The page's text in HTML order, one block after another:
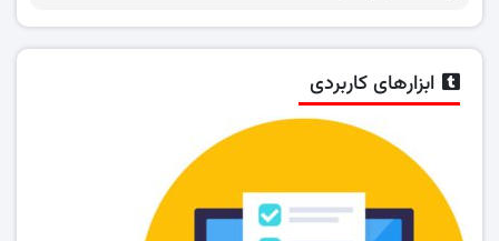
ابزارهای کاربردی